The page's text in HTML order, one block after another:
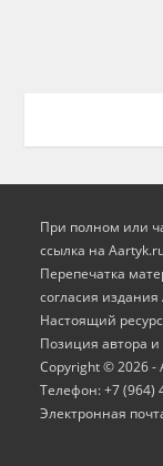
При полном или
ссылка на
Перепечатка
согласия издания
Настоящий
Позиция автора и
Copyright © 2026 -
Телефон: +7 (964)
Электронная